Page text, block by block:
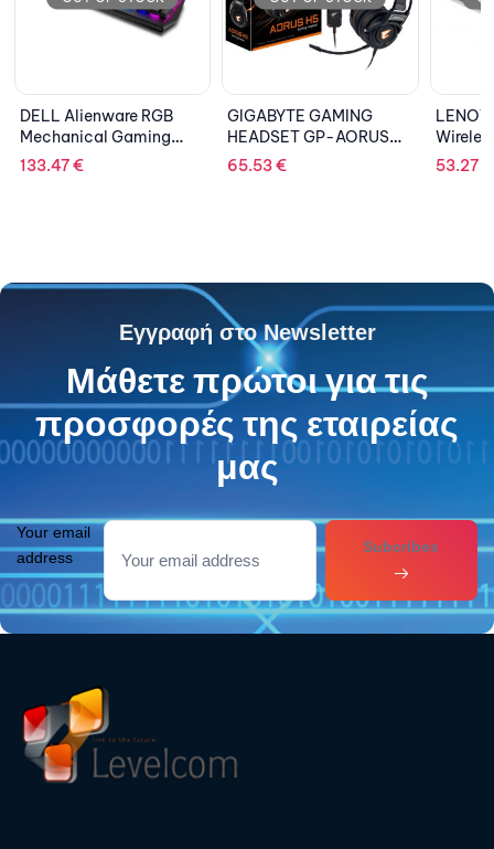
GIGABYTE GAMING
HEADSET GP-AORUS
H5
65.53
LENOVO Professional
Wireless Keyboard
53.27
Εγγραφή στο Newsletter
Μάθετε πρώτοι για τις
προσφορές της εταιρείας
μας
Your email
address
Subcribes